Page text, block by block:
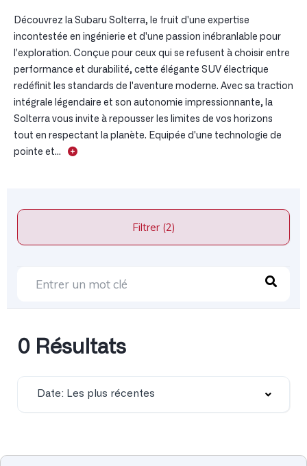
Découvrez la Subaru Solterra, le fruit d'une expertise
incontestée en ingénierie et d'une passion inébranlable pour
l'exploration. Conçue pour ceux qui se refusent à choisir entre
performance et durabilité, cette élégante SUV électrique
redéfinit les standards de l'aventure moderne. Avec sa traction
intégrale légendaire et son autonomie impressionnante, la
Solterra vous invite à repousser les limites de vos horizons
tout en respectant la planète. Equipée d'une technologie de
pointe et...
Filtrer (2)
0 Résultats
Date: Les plus récentes